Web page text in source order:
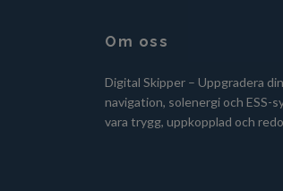
Om oss
Digital Skipper – Uppgradera
navigation, solenergi och ESS-
vara trygg, uppkopplad och